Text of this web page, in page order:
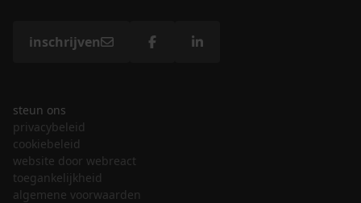
inschrijven
steun ons
privacybeleid
cookiebeleid
website door webreact
toegankelijkheid
algemene voorwaarden